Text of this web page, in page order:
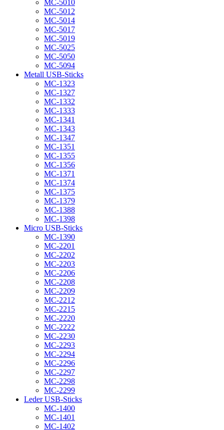
MC-5010
MC-5012
MC-5014
MC-5017
MC-5019
MC-5025
MC-5050
MC-5094
Metall USB-Sticks
MC-1323
MC-1327
MC-1332
MC-1333
MC-1341
MC-1343
MC-1347
MC-1351
MC-1355
MC-1356
MC-1371
MC-1374
MC-1375
MC-1379
MC-1388
MC-1398
Micro USB-Sticks
MC-1390
MC-2201
MC-2202
MC-2203
MC-2206
MC-2208
MC-2209
MC-2212
MC-2215
MC-2220
MC-2222
MC-2230
MC-2293
MC-2294
MC-2296
MC-2297
MC-2298
MC-2299
Leder USB-Sticks
MC-1400
MC-1401
MC-1402